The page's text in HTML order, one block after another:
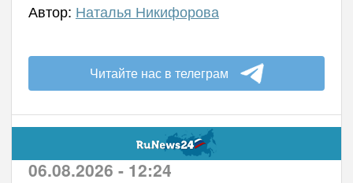
Автор: Наталья Никифорова
Читайте нас в телеграм
06.08.2026 - 12:24